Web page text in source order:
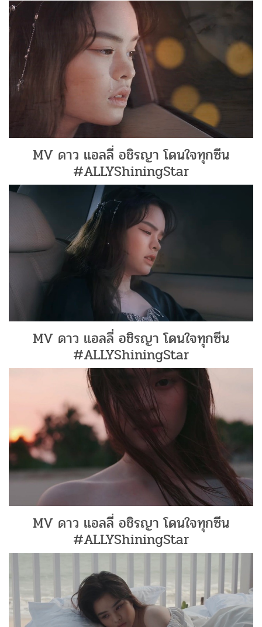
MV ดาว แอลลี่ อชิรญา โดนใจทุกซีน
#ALLYShiningStar
MV ดาว แอลลี่ อชิรญา โดนใจทุกซีน
#ALLYShiningStar
MV ดาว แอลลี่ อชิรญา โดนใจทุกซีน
#ALLYShiningStar